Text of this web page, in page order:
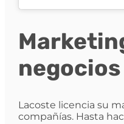
negocios
Lacoste licencia su
compañías. Hasta